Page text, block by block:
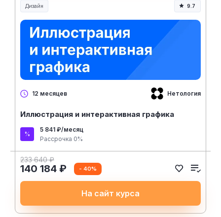
Дизайн 9.7
12 месяцев Нетология
Иллюстрация и интерактивная графика
5 841 ₽/месяц
Рассрочка 0%
233 640 ₽
140 184 ₽ - 40%
На сайт курса